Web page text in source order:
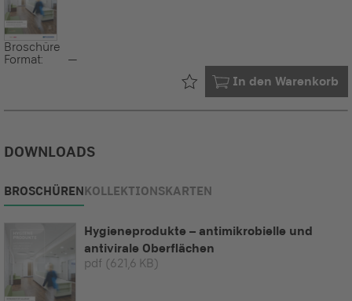
Broschüre
Format:
--
In den Warenkorb
Bereits in Ihrem
DOWNLOADS
BROSCHÜRENKOLLEKTIONSKARTEN
Hygieneprodukte – antimikrobielle und
antivirale Oberflächen
pdf (621,6 KB)